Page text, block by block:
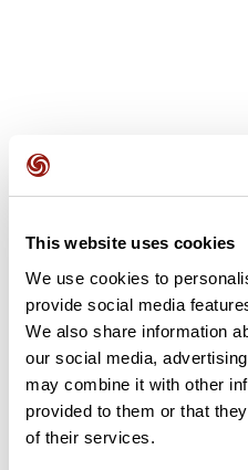
This website uses cookies
We use cookies to
provide social media
We also share information
our social media,
may combine it with other
provided to them or that
of their services.
Avis des utilisateurs
Soyez le premier
Résumé